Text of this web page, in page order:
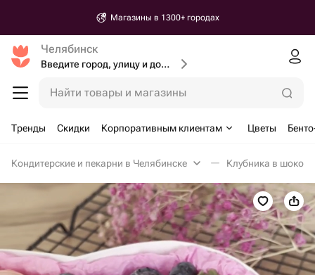
Магазины в 1300+ городах
Челябинск
Введите город, улицу и дом доставки
Найти товары и магазины
Тренды Скидки Корпоративным клиентам Цветы
Кондитерские и пекарни в Челябинске Клубника в